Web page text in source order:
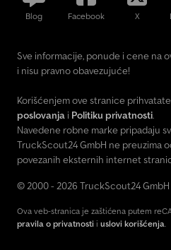
Blog Facebook X
Sve informacije, ponude i cene na
i nisu pravno obavezujuće!
Korišćenjem ove stranice
poslovanja i Politiku privatnosti.
Navedene robne marke pripadaju
TruckScout24 GmbH ne preuzima
povezanih eksternih internet
© 2000 - 2026 TruckScout24 GmbH
Ova veb-stranica je zaštićena putem
pravila o privatnosti i uslovi korišćenja.